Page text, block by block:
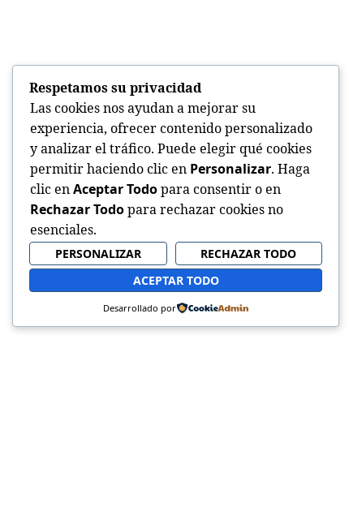
Respetamos su privacidad
Las cookies nos ayudan a mejorar su
experiencia, ofrecer contenido personalizado
y analizar el tráfico. Puede elegir qué cookies
permitir haciendo clic en Personalizar. Haga
clic enAceptar Todopara consentir o en
Rechazar Todopara rechazar cookies no
esenciales.
PERSONALIZAR
RECHAZAR TODO
ACEPTAR TODO
Desarrollado por